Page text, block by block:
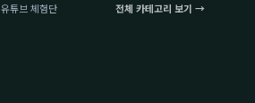
유튜브 체험단
전체 카테고리 보기 →